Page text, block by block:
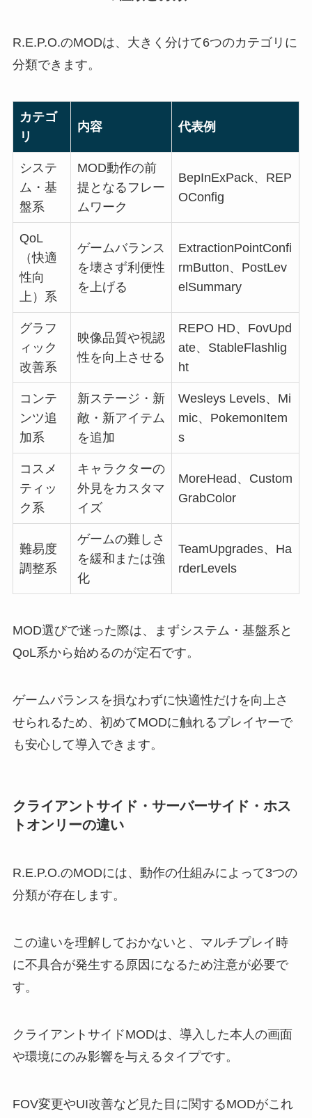
R.E.P.O.のMODは、大きく分けて6つのカテゴリに
分類できます。
カテゴ
リ
内容 代表例
システ
ム・基
盤系
MOD動作の前
提となるフレー
ムワーク
BepInExPack、REP
OConfig
QoL
（快適
性向
上）系
ゲームバランス
を壊さず利便性
を上げる
ExtractionPointConfi
rmButton、PostLev
elSummary
グラフ
ィック
改善系
映像品質や視認
性を向上させる
REPO HD、FovUpd
ate、StableFlashlig
ht
コンテ
ンツ追
加系
新ステージ・新
敵・新アイテム
を追加
Wesleys Levels、Mi
mic、PokemonItem
s
コスメ
ティッ
ク系
キャラクターの
外見をカスタマ
イズ
MoreHead、Custom
GrabColor
難易度
調整系
ゲームの難しさ
を緩和または強
化
TeamUpgrades、Ha
rderLevels
MOD選びで迷った際は、まずシステム・基盤系と
QoL系から始めるのが定石です。
ゲームバランスを損なわずに快適性だけを向上さ
せられるため、初めてMODに触れるプレイヤーで
も安心して導入できます。
クライアントサイド・サーバーサイド・ホス
トオンリーの違い
R.E.P.O.のMODには、動作の仕組みによって3つの
分類が存在します。
この違いを理解しておかないと、マルチプレイ時
に不具合が発生する原因になるため注意が必要で
す。
クライアントサイドMODは、導入した本人の画面
や環境にのみ影響を与えるタイプです。
FOV変更やUI改善など見た目に関するMODがこれ